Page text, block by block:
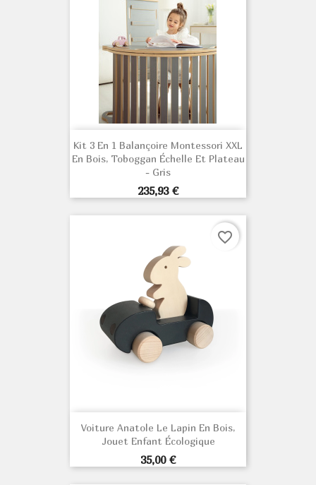
Kit 3 En 1 Balançoire Montessori XXL
En Bois, Toboggan Échelle Et Plateau
- Gris
Prix
235,93 €
Voiture Anatole Le Lapin En Bois,
Jouet Enfant Écologique
Prix
35,00 €
favorite_border